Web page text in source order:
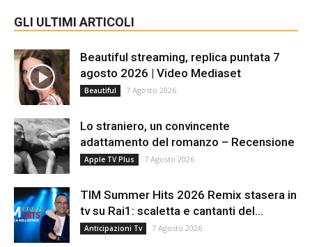
GLI ULTIMI ARTICOLI
Beautiful streaming, replica puntata 7
agosto 2026 | Video Mediaset
Beautiful 7 Agosto 2026
Lo straniero, un convincente
adattamento del romanzo – Recensione
Apple TV Plus 7 Agosto 2026
TIM Summer Hits 2026 Remix stasera in
tv su Rai1: scaletta e cantanti del...
Anticipazioni Tv 7 Agosto 2026